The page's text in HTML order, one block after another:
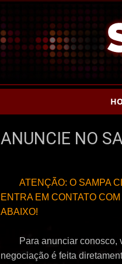
ANUNCIE NO
ATENÇÃO: O SAMPA
ENTRA EM CONTATO
ABAIXO!
Para anunciar conosco,
negociação é feita